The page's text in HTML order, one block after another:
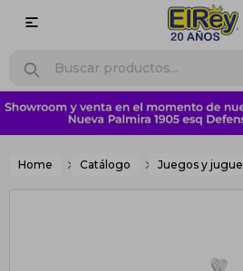

Home Catálogo Juegos y